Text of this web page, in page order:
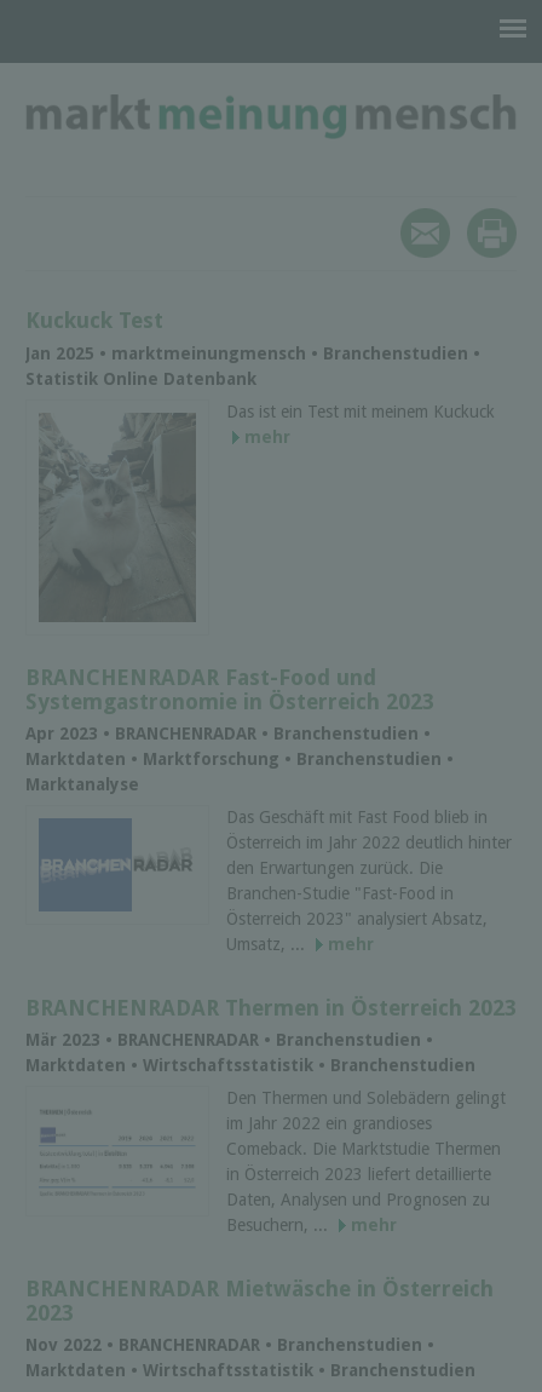
Kuckuck Test
Jan 2025 • marktmeinungmensch • Branchenstudien •
Statistik Online Datenbank
Das ist ein Test mit meinem Kuckuck
mehr
BRANCHENRADAR Fast-Food und
Systemgastronomie in Österreich 2023
Apr 2023 • BRANCHENRADAR • Branchenstudien •
Marktdaten • Marktforschung • Branchenstudien •
Marktanalyse
Das Geschäft mit Fast Food blieb in
Österreich im Jahr 2022 deutlich hinter
den Erwartungen zurück. Die
Branchen-Studie "Fast-Food in
Österreich 2023" analysiert Absatz,
Umsatz, ...
mehr
BRANCHENRADAR Thermen in Österreich 2023
Mär 2023 • BRANCHENRADAR • Branchenstudien •
Marktdaten • Wirtschaftsstatistik • Branchenstudien
Den Thermen und Solebädern gelingt
im Jahr 2022 ein grandioses
Comeback. Die Marktstudie Thermen
in Österreich 2023 liefert detaillierte
Daten, Analysen und Prognosen zu
Besuchern, ...
mehr
BRANCHENRADAR Mietwäsche in Österreich
2023
Nov 2022 • BRANCHENRADAR • Branchenstudien •
Marktdaten • Wirtschaftsstatistik • Branchenstudien